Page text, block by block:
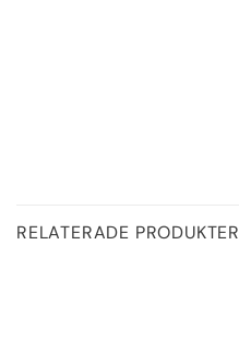
RELATERADE PRODUKTER